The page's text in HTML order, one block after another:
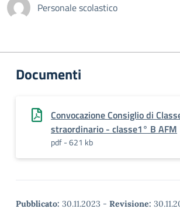
Personale scolastico
Documenti
Convocazione Consiglio di
straordinario - classe1° B AFM
pdf - 621 kb
Pubblicato: 30.11.2023 - Revisione: